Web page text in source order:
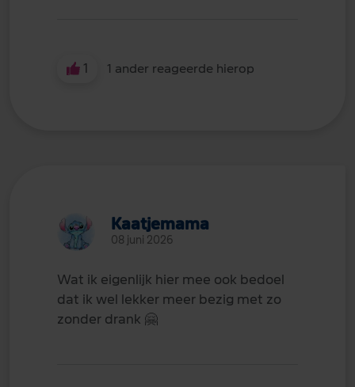
1 1 ander reageerde hierop
Kaatjemama
08 juni 2026
Wat ik eigenlijk hier mee ook bedoel
dat ik wel lekker meer bezig met zo
zonder drank 🤗